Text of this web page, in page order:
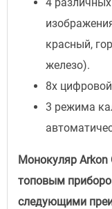
красный,
железо).
8х
3 режима
Монокуляр Arkon
топовым
следующими